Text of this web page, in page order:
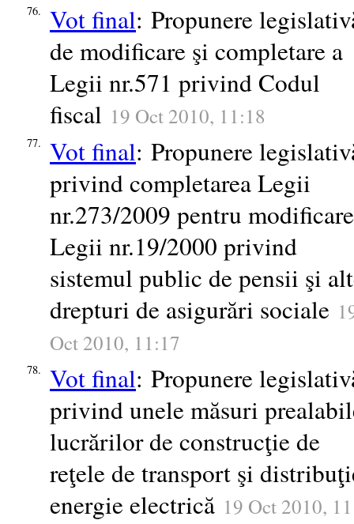
76. Vot final: Propunere
de modificare şi completare a
Legii nr.571 privind Codul
fiscal 19 Oct 2010, 11:18
77. Vot final: Propunere
privind completarea Legii
nr.273/2009 pentru
Legii nr.19/2000 privind
sistemul public de pensii şi
drepturi de asigurări sociale
Oct 2010, 11:17
78. Vot final: Propunere
privind unele măsuri
lucrărilor de construcţie de
reţele de transport şi
energie electrică 19 Oct 2010,